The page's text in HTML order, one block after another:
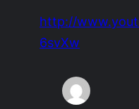
http://
6svXw